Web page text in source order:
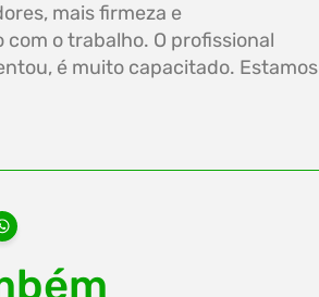
mais firmeza e
o trabalho. O profissional
é muito capacitado.